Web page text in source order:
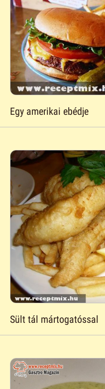
Egy amerikai ebédje
Sült tál mártogatóssal